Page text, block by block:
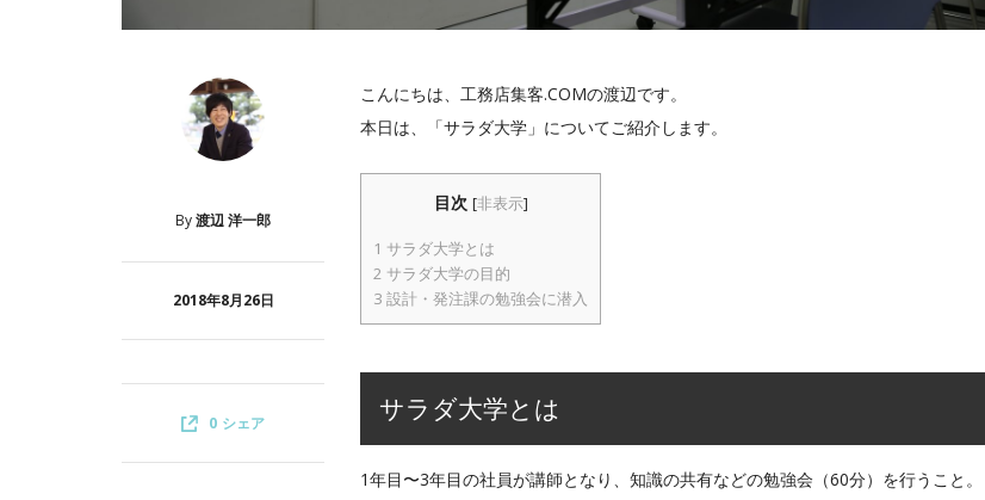
By渡辺 洋一郎
2018年8月26日
0 シェア
こんにちは、工務店集客.COMの渡辺です。
本日は、「サラダ大学」についてご紹介します。
目次 [非表示]
1 サラダ大学とは
2 サラダ大学の目的
3 設計・発注課の勉強会に潜入
サラダ大学とは
1年目〜3年目の社員が講師となり、知識の共有などの勉強会（60分）を行うこと。